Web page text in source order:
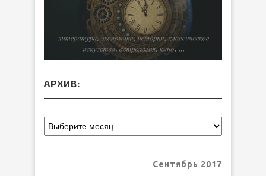
АРХИВ:
Сентябрь 2017